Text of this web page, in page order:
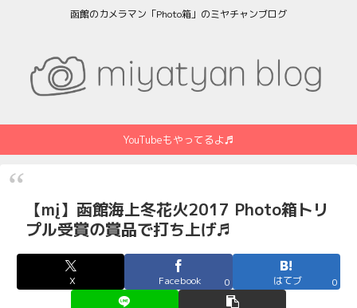
函館のカメラマン「Photo箱」のミヤチャンブログ
YouTubeもやってるよ♬
【mį】函館海上冬花火2017 Photo箱トリ
プル受賞の賞品で打ち上げ♬
X Facebook 0 はてブ 0